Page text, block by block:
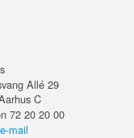
Allé 29
C
72 20 20 00
mail